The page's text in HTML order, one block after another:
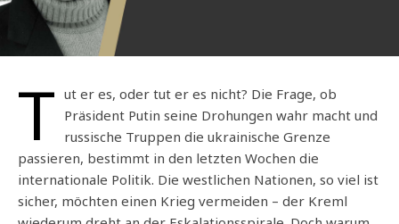
T ut er es, oder tut er es nicht? Die Frage, ob
Präsident Putin seine Drohungen wahr macht und
russische Truppen die ukrainische Grenze
passieren, bestimmt in den letzten Wochen die
internationale Politik. Die westlichen Nationen, so viel ist
sicher, möchten einen Krieg vermeiden – der Kreml